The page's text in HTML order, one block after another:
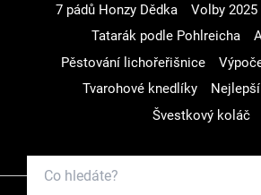
7 pádů Honzy Dědka
Volby 2025
Tatarák podle Pohlreicha
Pěstování lichořeřišnice
Tvarohové knedlíky
Švestkový koláč